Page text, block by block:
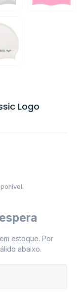
Logo
estoque. Por
abaixo.